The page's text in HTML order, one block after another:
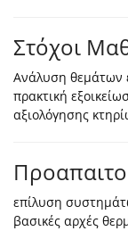
Στόχοι
Ανάλυση θεμάτων
πρακτική
αξιολόγησης
επίλυση
βασικές αρχές